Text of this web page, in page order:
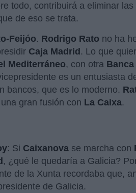
todo, contribuirá a eliminar las
de eso se trata.
Feijóo. Rodrigo Rato no ha
Caja Madrid . Lo que
Mediterráneo, con otra
es un entusiasta
bancos, que es lo moderno.
gran fusión con La Caixa.
: Si Caixanova se marcha con
, ¿qué le quedaría a Galicia?
de la Xunta recordaba que,
de Galicia.